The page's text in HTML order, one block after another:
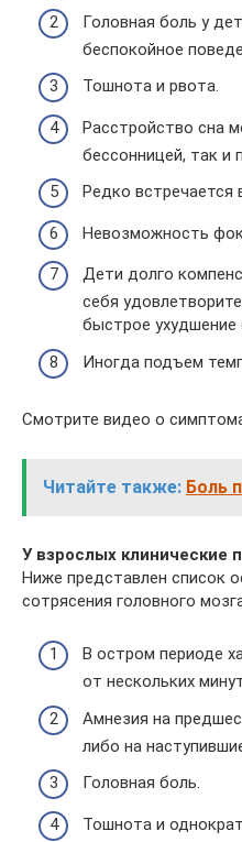
Головная боль у
беспокойное
Тошнота и рвота.
Расстройство сна
бессонницей, так и
Редко встречается
Невозможность
Дети долго
себя
быстрое ухудшение
Иногда подъем
Смотрите видео о
Читайте также: Боль
У взрослых клинические
Ниже представлен список
сотрясения головного
В остром периоде
от нескольких
Амнезия на
либо на
Головная боль.
Тошнота и